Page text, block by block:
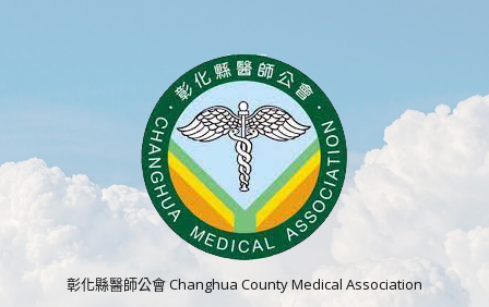
彰化縣醫師公會 Changhua County Medical Association